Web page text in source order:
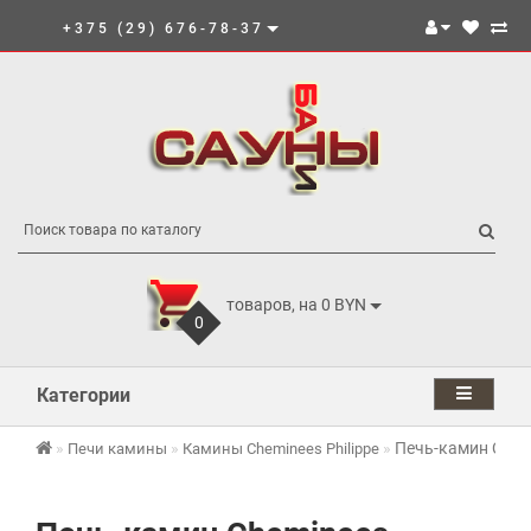
+375 (29) 676-78-37
0
товаров, на 0 BYN
Категории
Печи камины Камины Cheminees Philippe Печь-камин